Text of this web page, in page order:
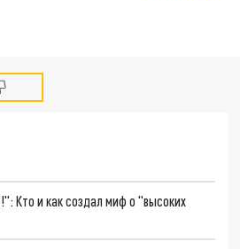
Кто и как создал миф о "высоких